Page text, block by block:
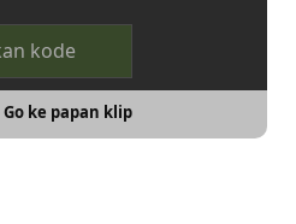
kode
ke papan klip